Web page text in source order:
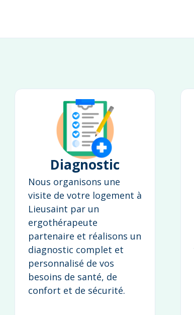
Diagnostic
Nous organisons une
visite de votre logement à
Lieusaint par un
ergothérapeute
partenaire et réalisons un
diagnostic complet et
personnalisé de vos
besoins de santé, de
confort et de sécurité.